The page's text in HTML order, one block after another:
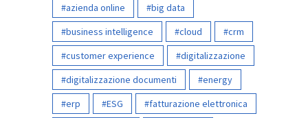
azienda online
big data
business intelligence
cloud
crm
customer experience
digitalizzazione
digitalizzazione documenti
energy
erp
ESG
fatturazione elettronica